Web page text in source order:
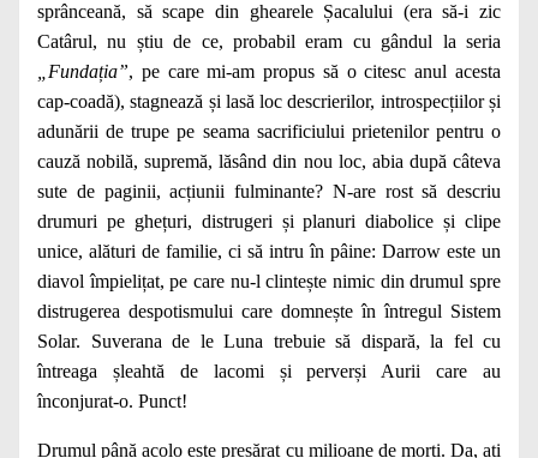
sprânceană, să scape din ghearele Șacalului (era să-i zic
Catârul, nu știu de ce, probabil eram cu gândul la seria
„Fundația”, pe care mi-am propus să o citesc anul acesta
cap-coadă), stagnează și lasă loc descrierilor, introspecțiilor și
adunării de trupe pe seama sacrificiului prietenilor pentru o
cauză nobilă, supremă, lăsând din nou loc, abia după câteva
sute de paginii, acțiunii fulminante? N-are rost să descriu
drumuri pe ghețuri, distrugeri și planuri diabolice și clipe
unice, alături de familie, ci să intru în pâine: Darrow este un
diavol împielițat, pe care nu-l clintește nimic din drumul spre
distrugerea despotismului care domnește în întregul Sistem
Solar. Suverana de le Luna trebuie să dispară, la fel cu
întreaga șleahtă de lacomi și perverși Aurii care au
înconjurat-o. Punct!
Drumul până acolo este presărat cu milioane de morți. Da, ați